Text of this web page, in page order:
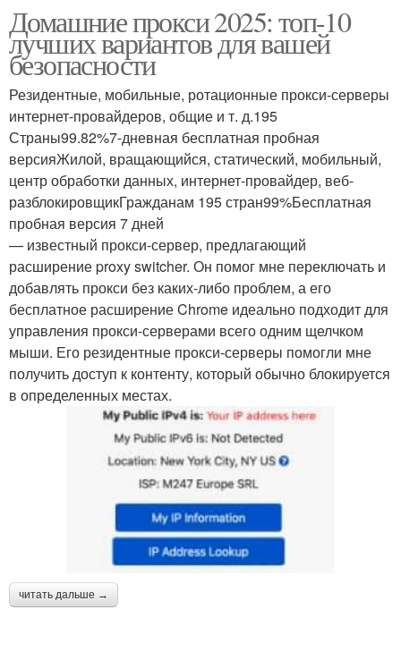
Домашние прокси 2025: топ-10
лучших вариантов для вашей
безопасности
Резидентные, мобильные, ротационные прокси-серверы
интернет-провайдеров, общие и т. д.195
Страны99.82%7-дневная бесплатная пробная
версияЖилой, вращающийся, статический, мобильный,
центр обработки данных, интернет-провайдер, веб-
разблокировщикГражданам 195 стран99%Бесплатная
пробная версия 7 дней
— известный прокси-сервер, предлагающий
расширение proxy switcher. Он помог мне переключать и
добавлять прокси без каких-либо проблем, а его
бесплатное расширение Chrome идеально подходит для
управления прокси-серверами всего одним щелчком
мыши. Его резидентные прокси-серверы помогли мне
получить доступ к контенту, который обычно блокируется
в определенных местах.
читать дальше →